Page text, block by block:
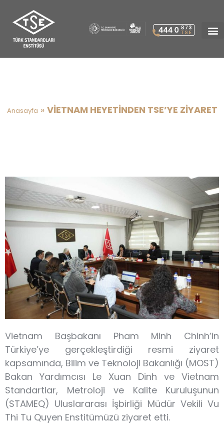
Anasayfa » VİETNAM HEYETİNDEN TSE’YE ZİYARET
Vietnam Başbakanı Pham Minh Chinh’in
Türkiye’ye gerçekleştirdiği resmi ziyaret
kapsamında, Bilim ve Teknoloji Bakanlığı (MOST)
Bakan Yardımcısı Le Xuan Dinh ve Vietnam
Standartlar, Metroloji ve Kalite Kuruluşunun
(STAMEQ) Uluslararası İşbirliği Müdür Vekili Vu
Thi Tu Quyen Enstitümüzü ziyaret etti.